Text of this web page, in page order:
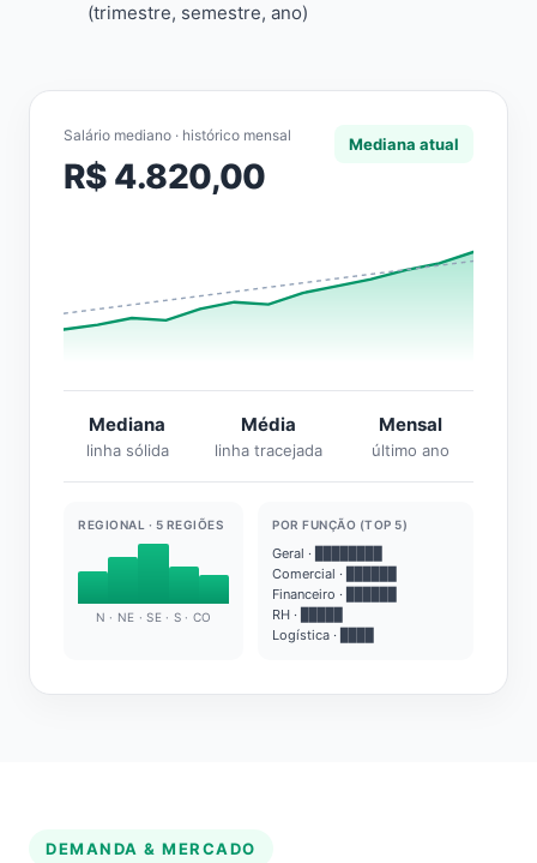
(trimestre, semestre, ano)
Salário mediano · histórico mensal
R$ 4.820,00
Mediana atual
Mediana
linha sólida
Média
linha tracejada
Mensal
último ano
REGIONAL · 5 REGIÕES
N · NE · SE · S · CO
POR FUNÇÃO (TOP 5)
Geral · ████████
Comercial · ██████
Financeiro · ██████
RH · █████
Logística · ████
DEMANDA & MERCADO